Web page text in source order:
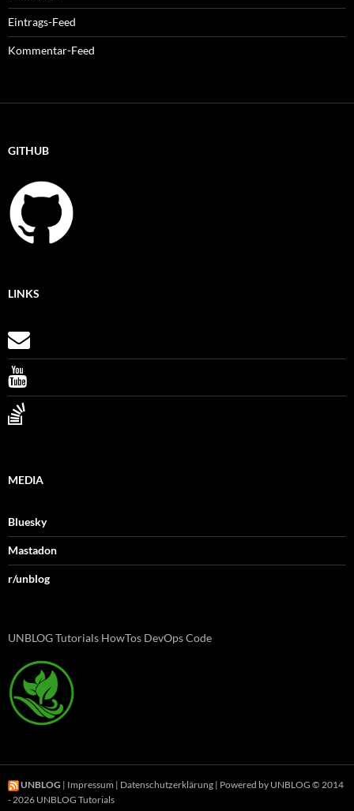
Eintrags-Feed
Kommentar-Feed
GITHUB
LINKS
MEDIA
Bluesky
Mastadon
r/unblog
UNBLOG Tutorials HowTos DevOps Code
UNBLOG | Impressum | Datenschutzerklärung | Powered by UNBLOG © 2014
- 2026 UNBLOG Tutorials